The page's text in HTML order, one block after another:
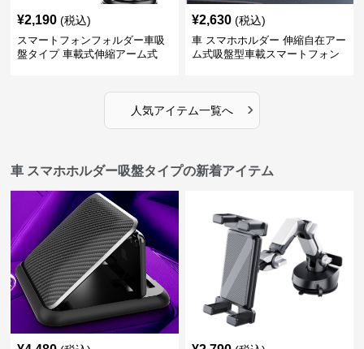
¥2,190 (税込)
スマートフォンフォルダー車吸
盤タイプ 車載式伸縮アーム式
¥2,630 (税込)
車 スマホホルダー 伸縮自在アー
ム式吸盤型車載スマートフォン
人気アイテム一覧へ ›
車 スマホホルダー吸盤タイプの新着アイテム